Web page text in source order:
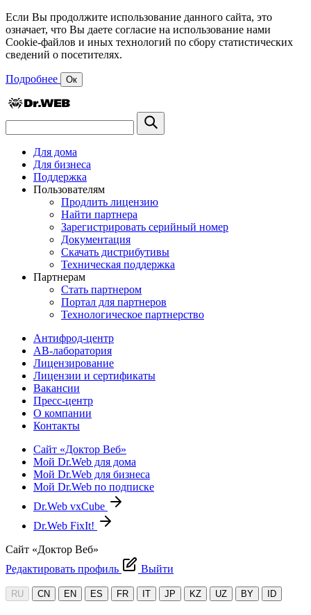
Если Вы продолжите использование данного сайта, это
означает, что Вы даете согласие на использование нами
Cookie-файлов и иных технологий по сбору статистических
сведений о посетителях.
Подробнее Ок
Для дома
Для бизнеса
Поддержка
Пользователям
Продлить лицензию
Найти партнера
Зарегистрировать серийный номер
Документация
Скачать дистрибутивы
Техническая поддержка
Партнерам
Стать партнером
Портал для партнеров
Технологическое партнерство
Антифрод-центр
АВ-лаборатория
Лицензирование
Лицензии и сертификаты
Вакансии
Пресс-центр
О компании
Контакты
Сайт «Доктор Веб»
Мой Dr.Web для дома
Мой Dr.Web для бизнеса
Мой Dr.Web по подписке
Dr.Web vxCube
Dr.Web FixIt!
Сайт «Доктор Веб»
Редактировать профиль
Выйти
RU CN EN ES FR IT JP KZ UZ BY ID